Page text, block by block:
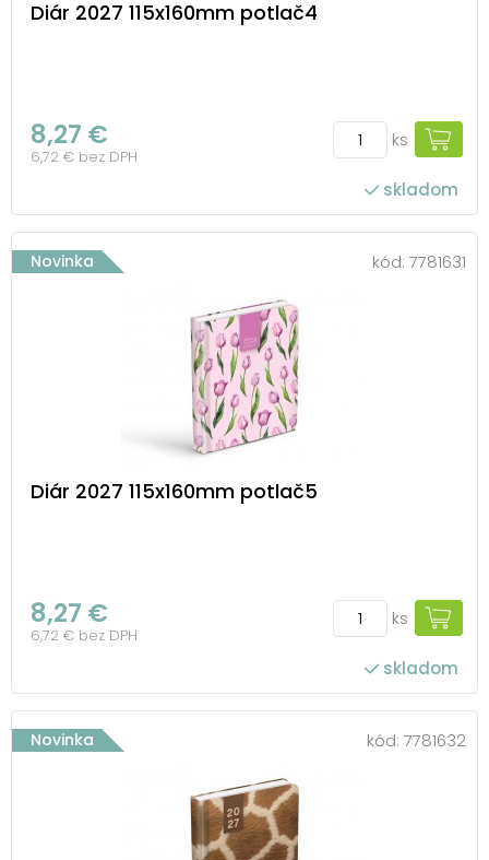
Diár 2027 115x160mm potlač4
8,27 €
6,72 € bez DPH
ks
skladom
Novinka kód: 7781631
Diár 2027 115x160mm potlač5
8,27 €
6,72 € bez DPH
ks
skladom
Novinka kód: 7781632